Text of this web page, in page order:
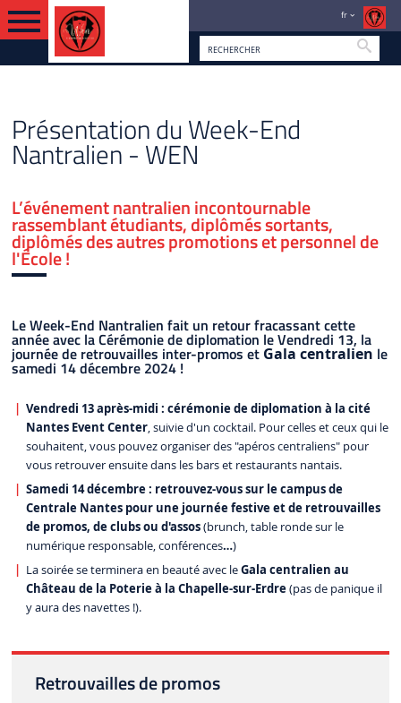
fr
Présentation du Week-End
Nantralien - WEN
L’événement nantralien incontournable
rassemblant étudiants, diplômés sortants,
diplômés des autres promotions et personnel de
l'École !
Le Week-End Nantralien fait un retour fracassant cette
année avec la Cérémonie de diplomation le Vendredi 13, la
journée de retrouvailles inter-promos et Gala centralien le
samedi 14 décembre 2024 !
Vendredi 13 après-midi : cérémonie de diplomation à la cité
Nantes Event Center, suivie d'un cocktail. Pour celles et ceux qui le
souhaitent, vous pouvez organiser des "apéros centraliens" pour
vous retrouver ensuite dans les bars et restaurants nantais.
Samedi 14 décembre : retrouvez-vous sur le campus de
Centrale Nantes pour une journée festive et de retrouvailles
de promos, de clubs ou d'assos(brunch, table ronde sur le
numérique responsable, conférences…)
La soirée se terminera en beauté avec leGala centralien au
Château de la Poterie à la Chapelle-sur-Erdre (pas de panique il
y aura des navettes !).
Retrouvailles de promos